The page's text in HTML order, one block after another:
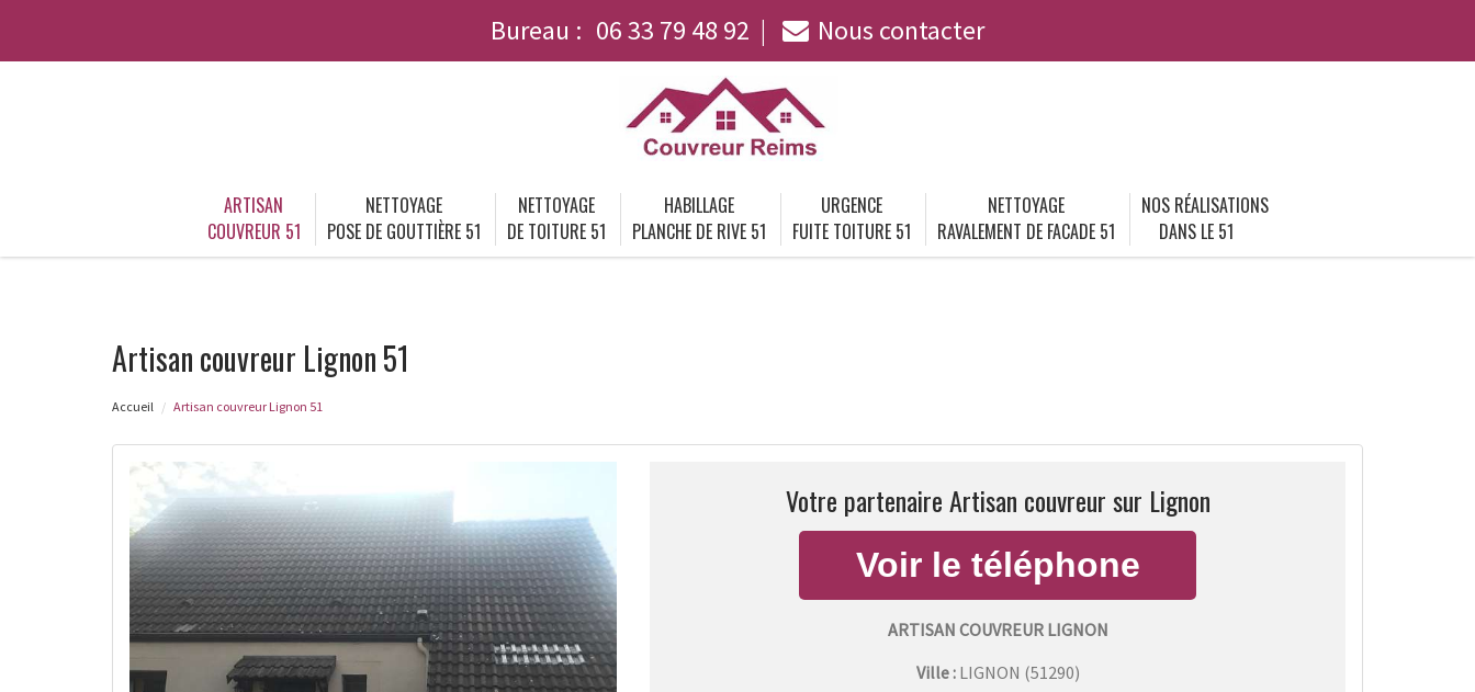
Bureau : 06 33 79 48 92 Nous contacter
ARTISAN
COUVREUR 51
NETTOYAGE
POSE DE GOUTTIÈRE 51
NETTOYAGE
DE TOITURE 51
HABILLAGE
PLANCHE DE RIVE 51
URGENCE
FUITE TOITURE 51
NETTOYAGE
RAVALEMENT DE FACADE 51
NOS RÉALISATIONS
DANS LE 51
Artisan couvreur Lignon 51
Accueil Artisan couvreur Lignon 51
Votre partenaire Artisan couvreur sur Lignon
ARTISAN COUVREUR LIGNON
Ville : LIGNON (51290)